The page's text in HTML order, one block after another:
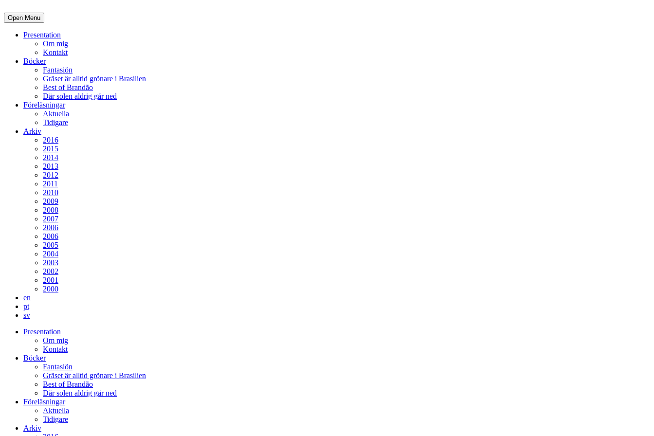
Open Menu
Presentation
Om mig
Kontakt
Böcker
Fantasiön
Gräset är alltid grönare i Brasilien
Best of Brandão
Där solen aldrig går ned
Föreläsningar
Aktuella
Tidigare
Arkiv
2016
2015
2014
2013
2012
2011
2010
2009
2008
2007
2006
2006
2005
2004
2003
2002
2001
2000
en
pt
sv
Presentation
Om mig
Kontakt
Böcker
Fantasiön
Gräset är alltid grönare i Brasilien
Best of Brandão
Där solen aldrig går ned
Föreläsningar
Aktuella
Tidigare
Arkiv